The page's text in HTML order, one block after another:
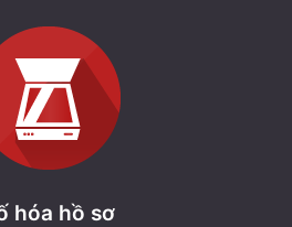
hóa hồ sơ